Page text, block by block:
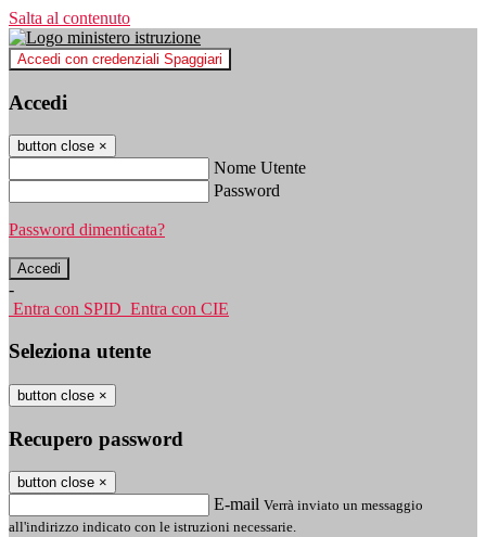
Salta al contenuto
Accedi con credenziali Spaggiari
Accedi
button close ×
Nome Utente
Password
Password dimenticata?
-
Entra con SPID Entra con CIE
Seleziona utente
button close ×
Recupero password
button close ×
E-mail Verrà inviato un messaggio
all'indirizzo indicato con le istruzioni necessarie.